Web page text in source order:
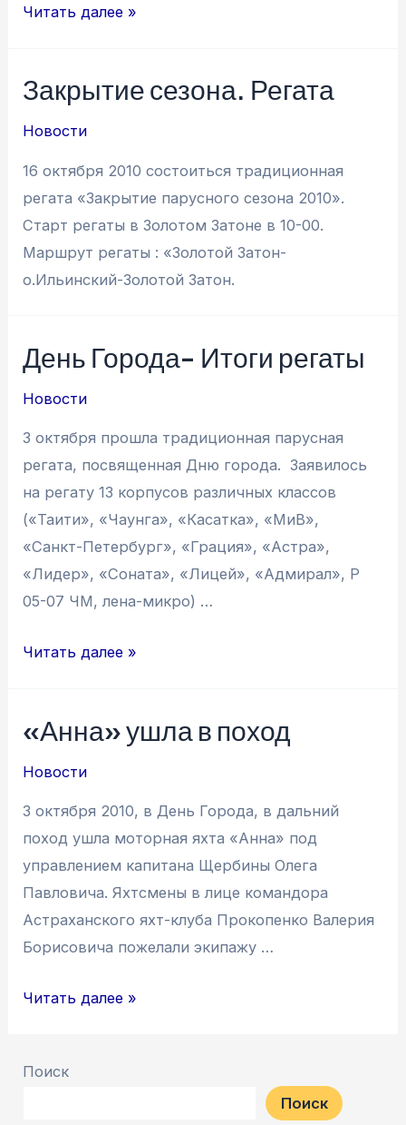
Закрытие
—
Читать далее »
Закрытие сезона. Регата
Новости
16 октября 2010 состоиться традиционная
регата «Закрытие парусного сезона 2010».
Старт регаты в Золотом Затоне в 10-00.
Маршрут регаты : «Золотой Затон-
о.Ильинский-Золотой Затон.
День Города- Итоги регаты
Новости
3 октября прошла традиционная парусная
регата, посвященная Дню города. Заявилось
на регату 13 корпусов различных классов
(«Таити», «Чаунга», «Касатка», «МиВ»,
«Санкт-Петербург», «Грация», «Астра»,
«Лидер», «Соната», «Лицей», «Адмирал», Р
05-07 ЧМ, лена-микро) …
День
регаты
Читать далее »
«Анна» ушла в поход
Новости
3 октября 2010, в День Города, в дальний
поход ушла моторная яхта «Анна» под
управлением капитана Щербины Олега
Павловича. Яхтсмены в лице командора
Астраханского яхт-клуба Прокопенко Валерия
Борисовича пожелали экипажу …
«Анна»
поход
Читать далее »
Поиск
Поиск